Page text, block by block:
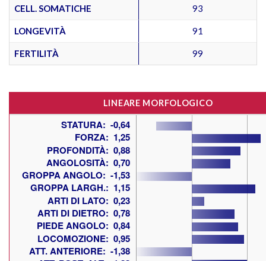
CELL. SOMATICHE 93
LONGEVITÀ 91
FERTILITÀ 99
LINEARE MORFOLOGICO